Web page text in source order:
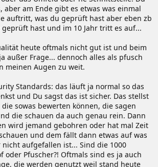
aber am Ende gibt es etwas was einmal
auftritt, was du geprüft hast aber eben zb
geprüft hast und im 10 Jahr tritt es auf...
heute oftmals nicht gut ist und beim
außer Frage... dennoch alles als pfusch
meinen Augen zu weit.
Standards: das läuft ja normal so das
und Du sagst das ist sicher. Das stellst
sowas bewerten können, die sagen
die schauen da auch genau rein. Dann
wird jemand gebohren oder hat mal Zeit
und dem fällt dann etwas auf was
nicht aufgefallen ist... Sind die 1000
oder Pfuscher?! Oftmals sind es ja auch
die werden genutzt weil stand heute